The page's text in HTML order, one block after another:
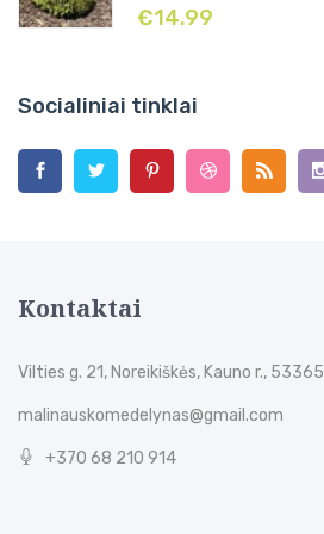
€14.99
Socialiniai tinklai
Kontaktai
Vilties g. 21, Noreikiškės, Kauno r., 53365
malinauskomedelynas@gmail.com
+370 68 210 914